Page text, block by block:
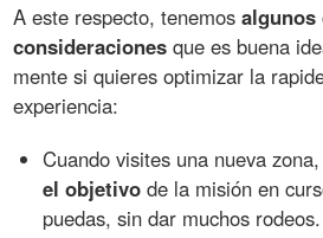
A este respecto, tenemosalgunos
consideraciones que es buena
mente si quieres optimizar la
experiencia:
Cuando visites una nueva zona,
el objetivo de la misión en
puedas, sin dar muchos rodeos.